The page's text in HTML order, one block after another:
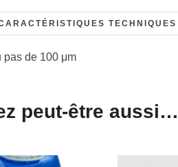
TECHNIQUES
pas de 100 μm
peut-être aussi…